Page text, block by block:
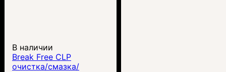
В наличии
Break Free CLP
очистка/смазка/